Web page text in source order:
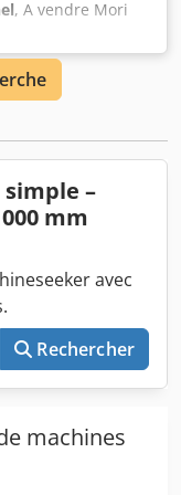
, A vendre Mori
Année : 2003
Mori Siki Mori
EXW
démontage et à
–
mm
avec
Rechercher
machines